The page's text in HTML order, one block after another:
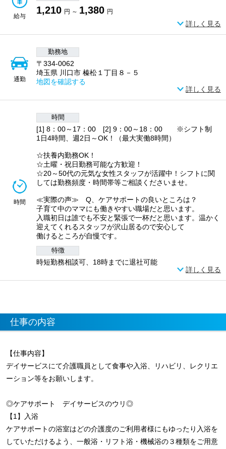
給与
1,210 円 ～ 1,380 円
詳しく見る
通勤
勤務地
〒334-0062
埼玉県 川口市 榛松１丁目８－５
地図を確認する
詳しく見る
時間
時間
[1] 8：00～17：00 [2] 9：00～18：00 ※シフト制
1日4時間、週2日～OK！（最大実働8時間）
☆扶養内勤務OK！
☆土曜・祝日勤務可能な方歓迎！
☆20～50代の元気な女性スタッフが活躍中！シフトに関
しては勤務頻度・時間帯等ご相談くださいませ。
≪実際の声≫ Q、ケアサポートの良いところは？
子育て中のママにも働きやすい職場だと思います。
入職初日は誰でも不安と緊張で一杯だと思います。温かく
迎えてくれるスタッフが沢山居るので安心して
働けるところが自慢です。
特徴
時短勤務相談可、18時までに退社可能
詳しく見る
仕事の内容
【仕事内容】
デイサービスにて介護職員として食事や入浴、リハビリ、レクリエ
ーション等をお願いします。
◎ケアサポート デイサービスのウリ◎
【1】入浴
ケアサポートの浴室はどの介護度のご利用者様にもゆったり入浴を
していただけるよう、一般浴・リフト浴・機械浴の３種類をご用意